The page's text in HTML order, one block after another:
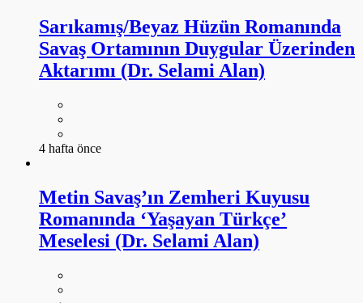
Sarıkamış/Beyaz Hüzün Romanında
Savaş Ortamının Duygular Üzerinden
Aktarımı (Dr. Selami Alan)
4 hafta önce
Metin Savaş’ın Zemheri Kuyusu
Romanında ‘Yaşayan Türkçe’
Meselesi (Dr. Selami Alan)